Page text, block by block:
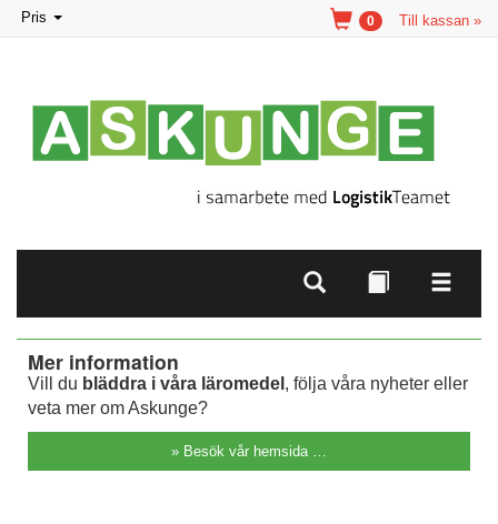
Toggle
navigation
Pris Till kassan »
0
Mer information
Vill du bläddra i våra läromedel , följa våra nyheter eller
veta mer om Askunge?
» Besök vår hemsida …